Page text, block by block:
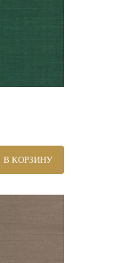
В КОРЗИНУ